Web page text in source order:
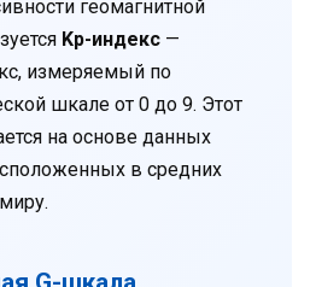
геомагнитной
Kp-индекс —
измеряемый по
шкале от 0 до 9. Этот
на основе данных
в средних